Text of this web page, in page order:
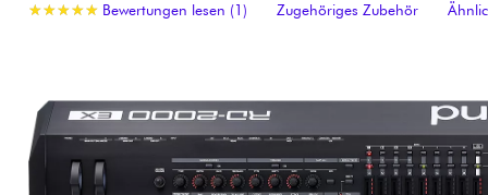
Violinen & Quartett
★★★★★
★★★★★ Bewertungen lesen (1) Zugehöriges Zubehör